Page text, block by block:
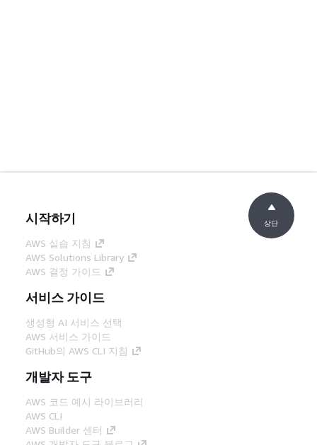
시작하기
AWS 실습 지침
AWS Solutions Library
AWS 결정 가이드
서비스 가이드
생성형 AI 서비스 선택
AWS 서비스 가이드
GitHub의 AWS CLI 지침
개발자 도구
AWS 코드 예시 라이브러리
AWS CLI
AWS Builder 센터
상단